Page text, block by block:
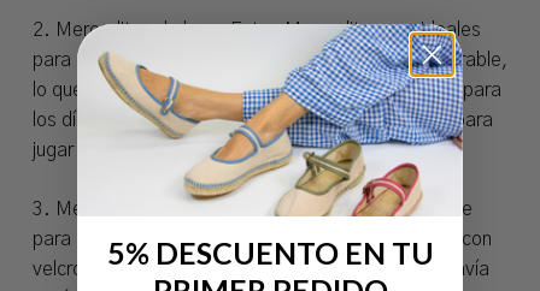
2. Merceditas de lona: Estas Merceditas son ideales
para el día a día. Están fabricadas con lona transpirable,
lo que las hace cómodas y frescas, especialmente para
los días más calurosos. Son una opción excelente para
jugar en el parque o para llevar a la escuela.
3. Merceditas con velcro: Diseñadas especialmente
para ofrecer un calce fácil y rápido, las Merceditas con
velcro son ideales para los más pequeños que todavía
5% DESCUENTO EN TU